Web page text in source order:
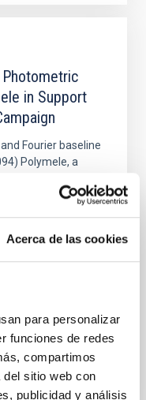
Acerca de las cookies
para personalizar
funciones de redes
compartimos
del sitio web con
publicidad y análisis
in Support
Fourier baseline
Polymele, a
UT with the
a peak-to-peak